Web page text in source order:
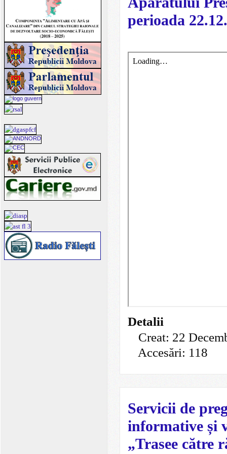
perioada
Detalii
Creat: 22
Accesări: 118
Servicii de
informative și
„Trasee către